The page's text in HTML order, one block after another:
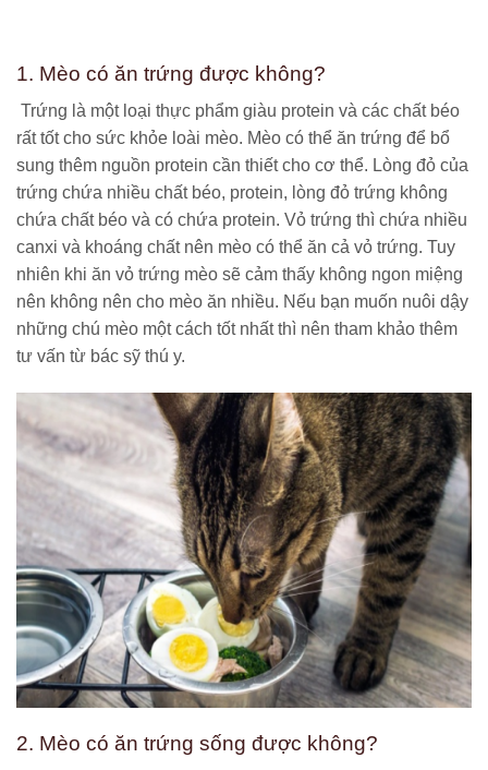
1. Mèo có ăn trứng được không?
Trứng là một loại thực phẩm giàu protein và các chất béo
rất tốt cho sức khỏe loài mèo. Mèo có thể ăn trứng để bổ
sung thêm nguồn protein cần thiết cho cơ thể. Lòng đỏ của
trứng chứa nhiều chất béo, protein, lòng đỏ trứng không
chứa chất béo và có chứa protein. Vỏ trứng thì chứa nhiều
canxi và khoáng chất nên mèo có thể ăn cả vỏ trứng. Tuy
nhiên khi ăn vỏ trứng mèo sẽ cảm thấy không ngon miệng
nên không nên cho mèo ăn nhiều. Nếu bạn muốn nuôi dậy
những chú mèo một cách tốt nhất thì nên tham khảo thêm
tư vấn từ bác sỹ thú y.
2. Mèo có ăn trứng sống được không?